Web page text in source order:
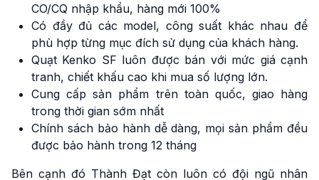
CO/CQ nhập khẩu, hàng mới 100%
Có đầy đủ các model, công suất khác nhau để
phù hợp từng mục đích sử dụng của khách hàng.
Quạt Kenko SF luôn được bán với mức giá cạnh
tranh, chiết khấu cao khi mua số lượng lớn.
Cung cấp sản phẩm trên toàn quốc, giao hàng
trong thời gian sớm nhất
Chính sách bảo hành dễ dàng, mọi sản phẩm đều
được bảo hành trong 12 tháng
Bên cạnh đó Thành Đạt còn luôn có đội ngũ nhân